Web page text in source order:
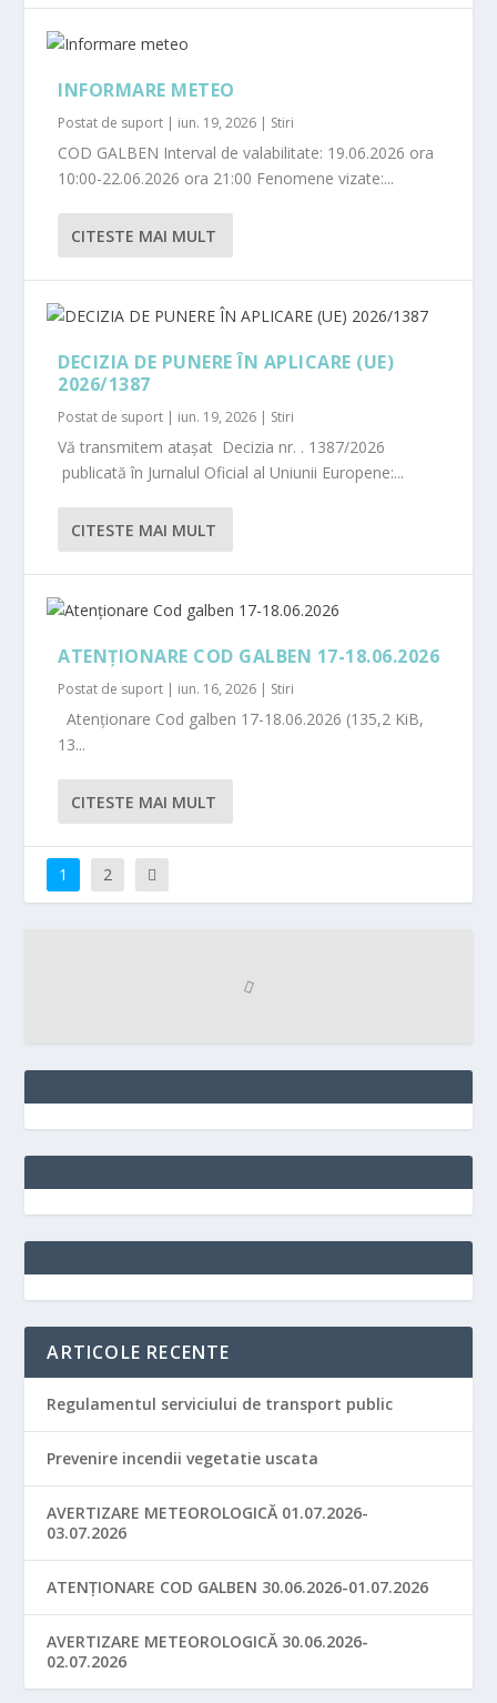
INFORMARE METEO
Postat de suport | iun. 19, 2026 | Stiri
COD GALBEN Interval de valabilitate: 19.06.2026 ora
10:00-22.06.2026 ora 21:00 Fenomene vizate:...
CITESTE MAI MULT
DECIZIA DE PUNERE ÎN APLICARE (UE)
2026/1387
Postat de suport | iun. 19, 2026 | Stiri
Vă transmitem atașat Decizia nr. . 1387/2026
publicată în Jurnalul Oficial al Uniunii Europene:...
CITESTE MAI MULT
ATENȚIONARE COD GALBEN 17-18.06.2026
Postat de suport | iun. 16, 2026 | Stiri
Atenționare Cod galben 17-18.06.2026 (135,2 KiB,
13...
CITESTE MAI MULT
1 2
ARTICOLE RECENTE
Regulamentul serviciului de transport public
Prevenire incendii vegetatie uscata
AVERTIZARE METEOROLOGICĂ 01.07.2026-
03.07.2026
ATENȚIONARE COD GALBEN 30.06.2026-01.07.2026
AVERTIZARE METEOROLOGICĂ 30.06.2026-
02.07.2026